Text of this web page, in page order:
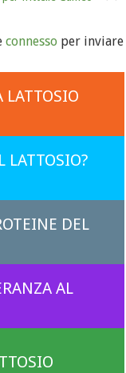
connesso per inviare
LATTOSIO
LATTOSIO?
DEL
AL